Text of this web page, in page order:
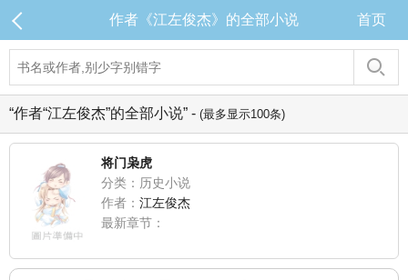
作者《江左俊杰》的全部小说 首页
“作者“江左俊杰”的全部小说” - (最多显示100条)
将门枭虎
分类：历史小说
作者： 江左俊杰
最新章节：